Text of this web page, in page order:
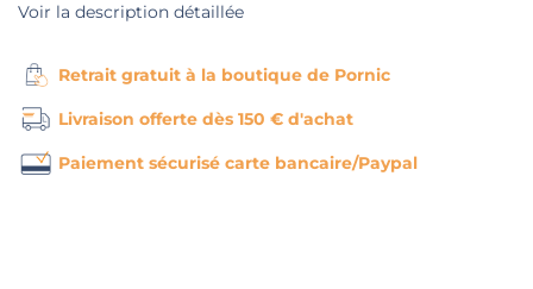
Voir la description détaillée
Retrait gratuit à la boutique de Pornic
Livraison offerte dès 150 € d'achat
Paiement sécurisé carte bancaire/Paypal